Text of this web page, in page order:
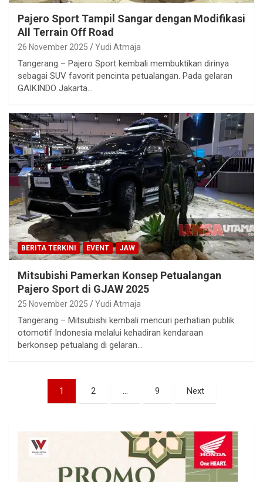
Pajero Sport Tampil Sangar dengan Modifikasi
All Terrain Off Road
26 November 2025 Yudi Atmaja
Tangerang – Pajero Sport kembali membuktikan dirinya
sebagai SUV favorit pencinta petualangan. Pada gelaran
GAIKINDO Jakarta…
BERITA TERKINI EVENT JAW
Mitsubishi Pamerkan Konsep Petualangan
Pajero Sport di GJAW 2025
25 November 2025 Yudi Atmaja
Tangerang – Mitsubishi kembali mencuri perhatian publik
otomotif Indonesia melalui kehadiran kendaraan
berkonsep petualang di gelaran…
Paginasi
1 2 … 9 Next